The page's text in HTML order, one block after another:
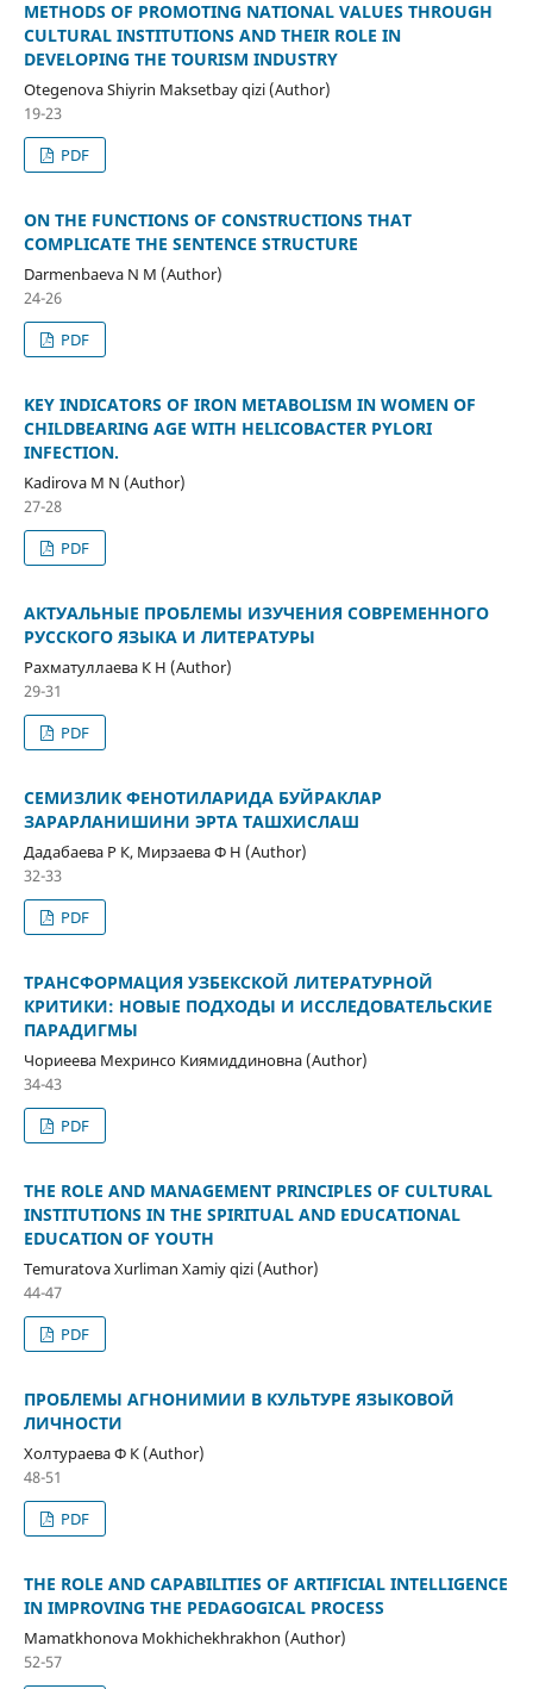
METHODS OF PROMOTING NATIONAL VALUES THROUGH
CULTURAL INSTITUTIONS AND THEIR ROLE IN
DEVELOPING THE TOURISM INDUSTRY
Otegenova Shiyrin Maksetbay qizi (Author)
19-23
PDF
ON THE FUNCTIONS OF CONSTRUCTIONS THAT
COMPLICATE THE SENTENCE STRUCTURE
Darmenbaeva N M (Author)
24-26
PDF
KEY INDICATORS OF IRON METABOLISM IN WOMEN OF
CHILDBEARING AGE WITH HELICOBACTER PYLORI
INFECTION.
Kadirova M N (Author)
27-28
PDF
АКТУАЛЬНЫЕ ПРОБЛЕМЫ ИЗУЧЕНИЯ СОВРЕМЕННОГО
РУССКОГО ЯЗЫКА И ЛИТЕРАТУРЫ
Рахматуллаева К Н (Author)
29-31
PDF
СЕМИЗЛИК ФЕНОТИЛАРИДА БУЙРАКЛАР
ЗАРАРЛАНИШИНИ ЭРТА ТАШХИСЛАШ
Дадабаева Р К, Мирзаева Ф Н (Author)
32-33
PDF
ТРАНСФОРМАЦИЯ УЗБЕКСКОЙ ЛИТЕРАТУРНОЙ
КРИТИКИ: НОВЫЕ ПОДХОДЫ И ИССЛЕДОВАТЕЛЬСКИЕ
ПАРАДИГМЫ
Чориеева Мехринсо Киямиддиновна (Author)
34-43
PDF
THE ROLE AND MANAGEMENT PRINCIPLES OF CULTURAL
INSTITUTIONS IN THE SPIRITUAL AND EDUCATIONAL
EDUCATION OF YOUTH
Temuratova Xurliman Xamiy qizi (Author)
44-47
PDF
ПРОБЛЕМЫ АГНОНИМИИ В КУЛЬТУРЕ ЯЗЫКОВОЙ
ЛИЧНОСТИ
Холтураева Ф К (Author)
48-51
PDF
THE ROLE AND CAPABILITIES OF ARTIFICIAL INTELLIGENCE
IN IMPROVING THE PEDAGOGICAL PROCESS
Mamatkhonova Mokhichekhrakhon (Author)
52-57